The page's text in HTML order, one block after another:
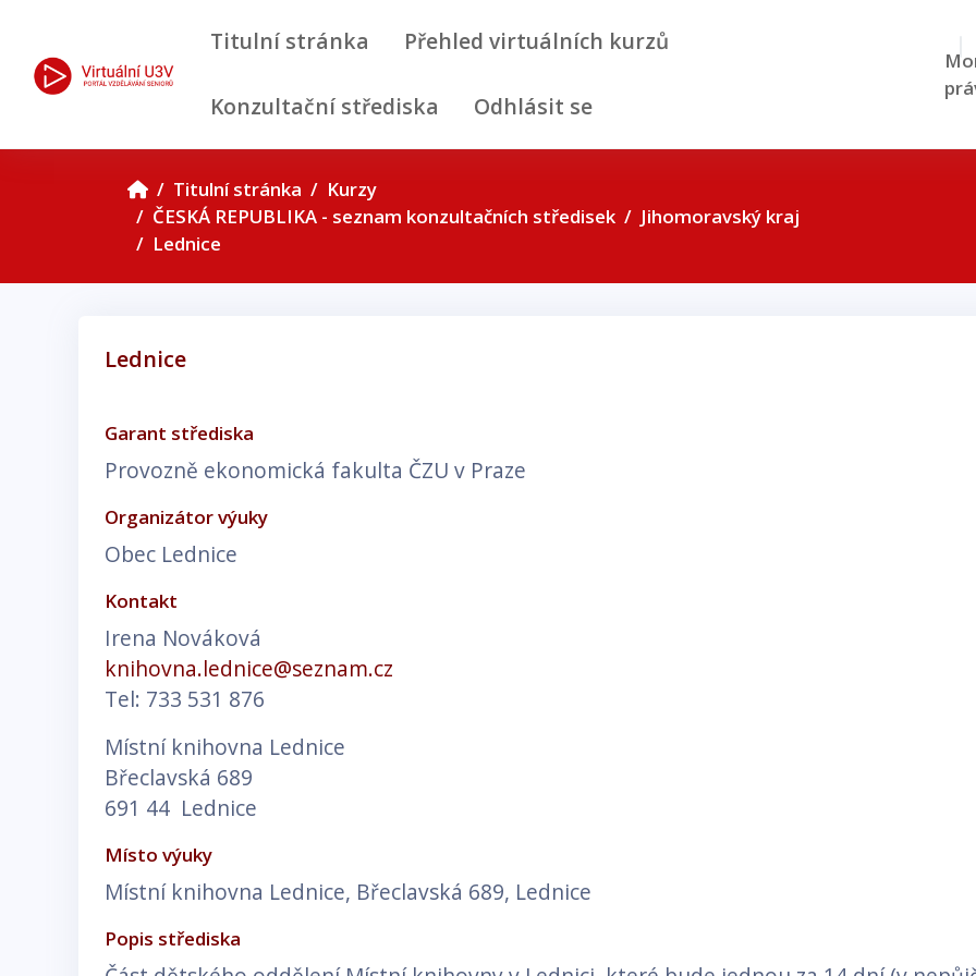
Titulní stránka
Přehled virtuálních kurzů
Konzultační střediska Odhlásit se
Titulní stránka
Kurzy
ČESKÁ REPUBLIKA - seznam konzultačních středisek
Jihomoravský kraj
Lednice
Lednice
Garant střediska
Provozně ekonomická fakulta ČZU v Praze
Organizátor výuky
Obec Lednice
Kontakt
Irena Nováková
knihovna.lednice@seznam.cz
Tel: 733 531 876
Místní knihovna Lednice
Břeclavská 689
691 44 Lednice
Místo výuky
Místní knihovna Lednice, Břeclavská 689, Lednice
Popis střediska